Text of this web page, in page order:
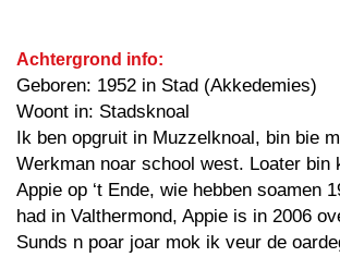
Achtergrond info:
Geboren: 1952 in Stad (Akkedemies)
Woont in: Stadsknoal
Ik ben opgruit in Muzzelknoal, bin bie
Werkman noar school west. Loater bin
Appie op ‘t Ende, wie hebben soamen
had in Valthermond, Appie is in 2006
Sunds n poar joar mok ik veur de